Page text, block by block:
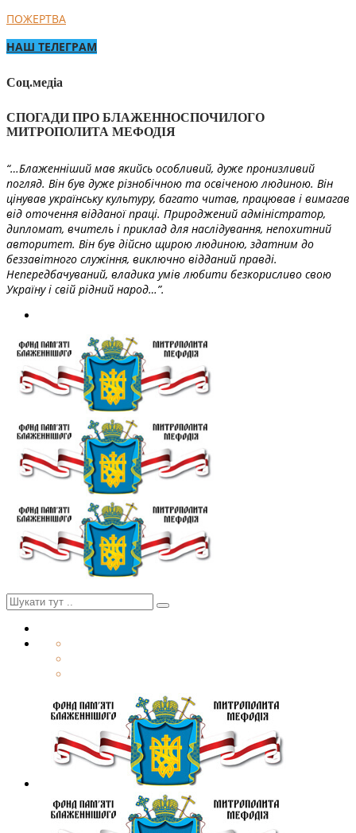
ПОЖЕРТВА
НАШ ТЕЛЕГРАМ
Соц.медіа
СПОГАДИ ПРО БЛАЖЕННОСПОЧИЛОГО
МИТРОПОЛИТА МЕФОДІЯ
“…Блаженніший мав якийсь особливий, дуже пронизливий
погляд. Він був дуже різнобічною та освіченою людиною. Він
цінував українську культуру, багато читав, працював і вимагав
від оточення відданої праці. Природжений адміністратор,
дипломат, вчитель і приклад для наслідування, непохитний
авторитет. Він був дійсно щирою людиною, здатним до
беззавітного служіння, виключно відданий правді.
Непередбачуваний, владика умів любити безкорисливо свою
Україну і свій рідний народ…”.